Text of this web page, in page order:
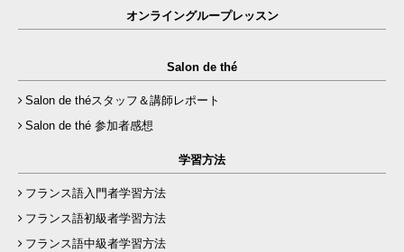
オンライングループレッスン
Salon de thé
Salon de théスタッフ＆講師レポート
Salon de thé 参加者感想
学習方法
フランス語入門者学習方法
フランス語初級者学習方法
フランス語中級者学習方法